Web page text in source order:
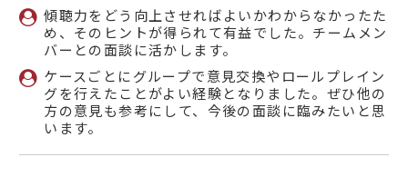
傾聴力をどう向上させればよいかわからなかったた
め、そのヒントが得られて有益でした。チームメン
バーとの面談に活かします。
ケースごとにグループで意見交換やロールプレイン
グを行えたことがよい経験となりました。ぜひ他の
方の意見も参考にして、今後の面談に臨みたいと思
います。